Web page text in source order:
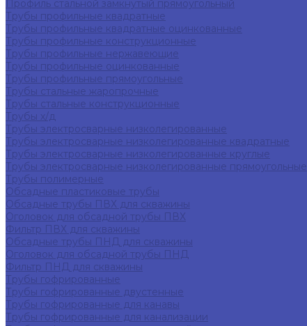
Профиль стальной замкнутый прямоугольный
Трубы профильные квадратные
Трубы профильные квадратные оцинкованные
Трубы профильные конструкционные
Трубы профильные нержавеющие
Трубы профильные оцинкованные
Трубы профильные прямоугольные
Трубы стальные жаропрочные
Трубы стальные конструкционные
Трубы х/д
Трубы электросварные низколегированные
Трубы электросварные низколегированные квадратные
Трубы электросварные низколегированные круглые
Трубы электросварные низколегированные прямоугольные
Трубы полимерные
Обсадные пластиковые трубы
Обсадные трубы ПВХ для скважины
Оголовок для обсадной трубы ПВХ
Фильтр ПВХ для скважины
Обсадные трубы ПНД для скважины
Оголовок для обсадной трубы ПНД
Фильтр ПНД для скважины
Трубы гофрированные
Трубы гофрированные двустенные
Трубы гофрированные для канавы
Трубы гофрированные для канализации